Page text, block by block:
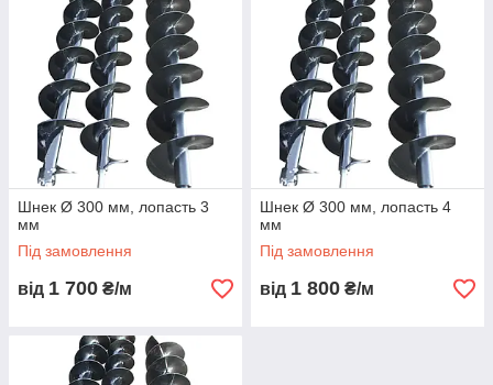
Шнек Ø 300 мм, лопасть 3
мм
Під замовлення
від 1 700 ₴/м
Шнек Ø 300 мм, лопасть 4
мм
Під замовлення
від 1 800 ₴/м